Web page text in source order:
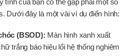
Dưới đây là một vài ví dụ điển hình:
(BSOD): Màn hình xanh xuất
trắng báo hiệu lổi hệ thống nghiêm